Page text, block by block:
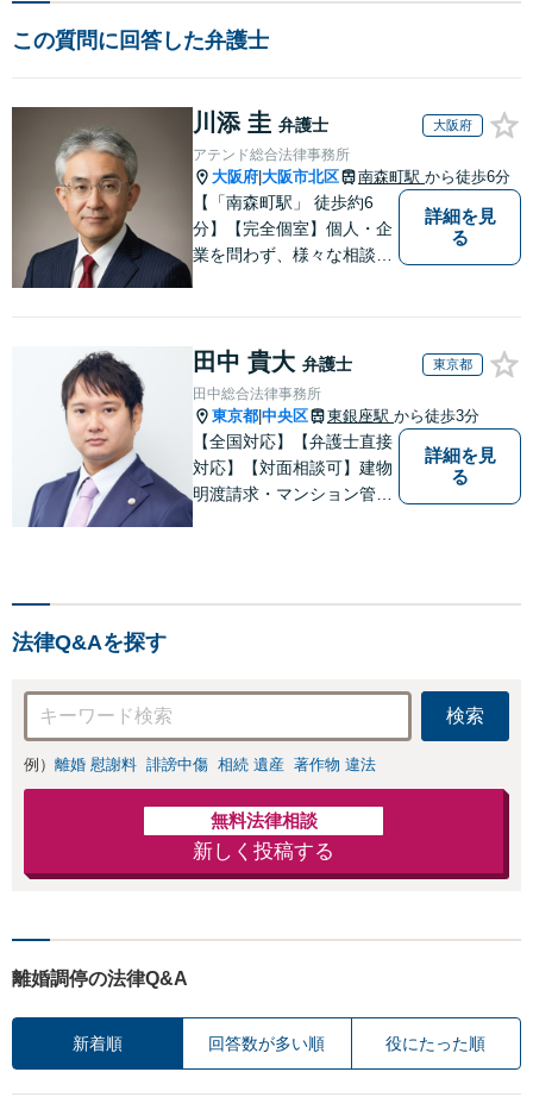
この質問に回答した弁護士
川添 圭 弁護士 大阪府
アテンド総合法律事務所
大阪府 大阪市北区 南森町駅 から徒歩6分
【「南森町駅」 徒歩約6
分】【完全個室】個人・企
業を問わず、様々な相談を
詳細を見
る
田中 貴大 弁護士 東京都
田中総合法律事務所
東京都 中央区 東銀座駅 から徒歩3分
【全国対応】【弁護士直接
対応】【対面相談可】建物
明渡請求・マンション管理
詳細を見
る
法律Q&Aを探す
検索
例） 離婚 慰謝料 誹謗中傷 相続 遺産 著作物 違法
無料法律相談
新しく投稿する
離婚調停の法律Q&A
新着順 回答数が多い順 役にたった順